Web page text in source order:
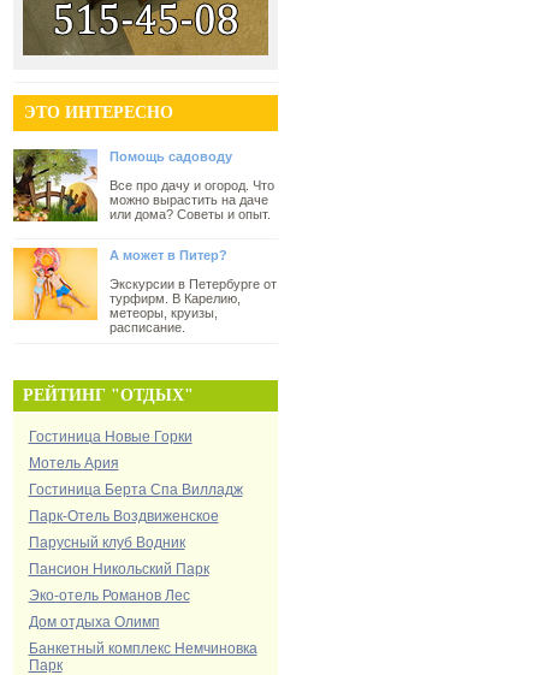
ЭТО ИНТЕРЕСНО
Помощь садоводу
Все про дачу и огород. Что
можно вырастить на даче
или дома? Советы и опыт.
А может в Питер?
Экскурсии в Петербурге от
турфирм. В Карелию,
метеоры, круизы,
расписание.
РЕЙТИНГ "ОТДЫХ"
Гостиница Новые Горки
Мотель Ария
Гостиница Берта Спа Вилладж
Парк-Отель Воздвиженское
Парусный клуб Водник
Пансион Никольский Парк
Эко-отель Романов Лес
Дом отдыха Олимп
Банкетный комплекс Немчиновка
Парк